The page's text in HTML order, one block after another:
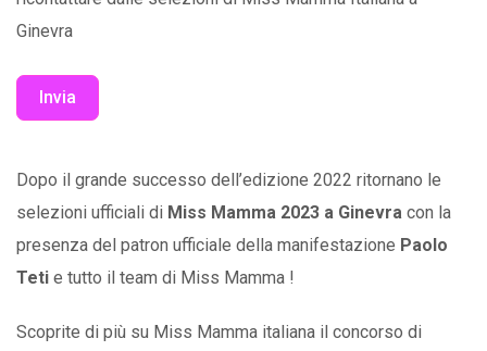
Ginevra
Invia
Dopo il grande successo dell’edizione 2022 ritornano le
selezioni ufficiali di Miss Mamma 2023 a Ginevra con la
presenza del patron ufficiale della manifestazione Paolo
Teti e tutto il team di Miss Mamma !
Scoprite di più su Miss Mamma italiana il concorso di